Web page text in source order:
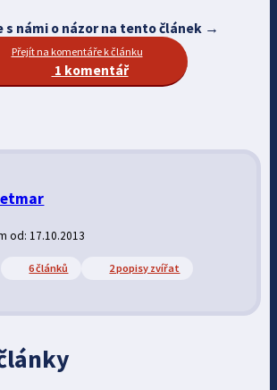
s námi o názor na tento článek →
Přejít na komentáře k článku
1 komentář
od: 17.10.2013
6 článků 2 popisy zvířat